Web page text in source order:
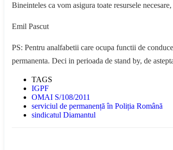
Bineinteles ca vom asigura toate resursele
Emil Pascut
PS: Pentru analfabetii care ocupa functii de
permanenta. Deci in perioada de stand by, de
TAGS
IGPF
OMAI S/108/2011
serviciul de permanență în Poliția Română
sindicatul Diamantul